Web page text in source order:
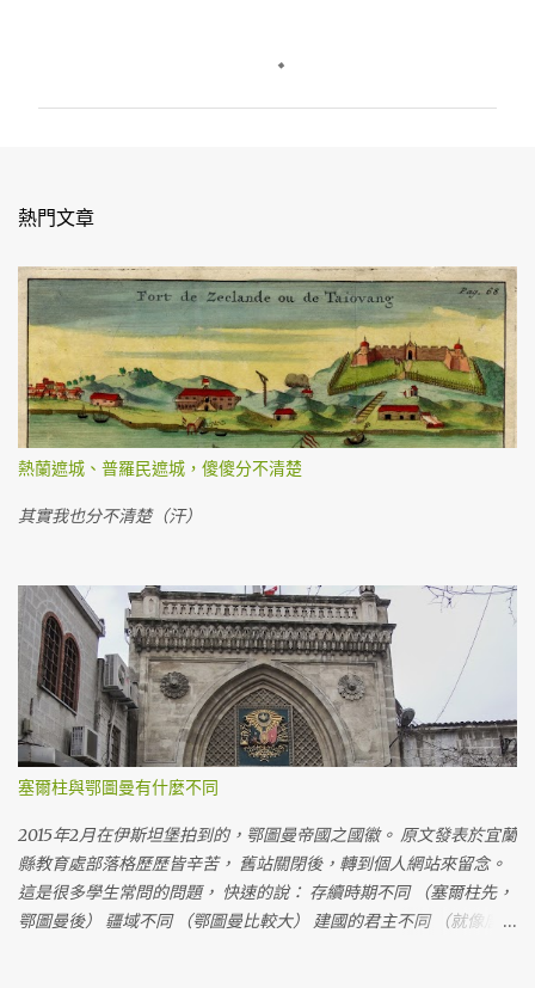
熱門文章
熱蘭遮城、普羅民遮城，傻傻分不清楚
其實我也分不清楚（汗）
塞爾柱與鄂圖曼有什麼不同
2015年2月在伊斯坦堡拍到的，鄂圖曼帝國之國徽。 原文發表於宜蘭
縣教育處部落格歷歷皆辛苦， 舊站關閉後，轉到個人網站來留念。
這是很多學生常問的問題， 快速的說： 存續時期不同 （塞爾柱先，
鄂圖曼後） 疆域不同 （鄂圖曼比較大） 建國的君主不同 （就像唐